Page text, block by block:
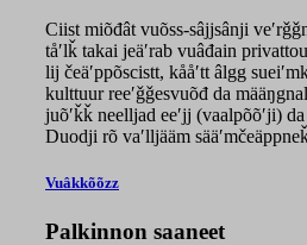
Ciist miõđât vuõss-sâjjsânji
tåʹlǩ takai jeäʹrab vuâđain
lij čeäʹppõscistt, kååʹtt âlgg
kulttuur reeʹǧǧesvuõđ da
juõʹǩǩ neelljad eeʹjj (vaalpõõʹji)
Duodji rõ vaʹlljääm
Vuâkkõõzz
Palkinnon saaneet